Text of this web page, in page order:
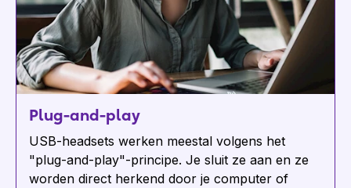
Plug-and-play
USB-headsets werken meestal volgens het
"plug-and-play"-principe. Je sluit ze aan en ze
worden direct herkend door je computer of